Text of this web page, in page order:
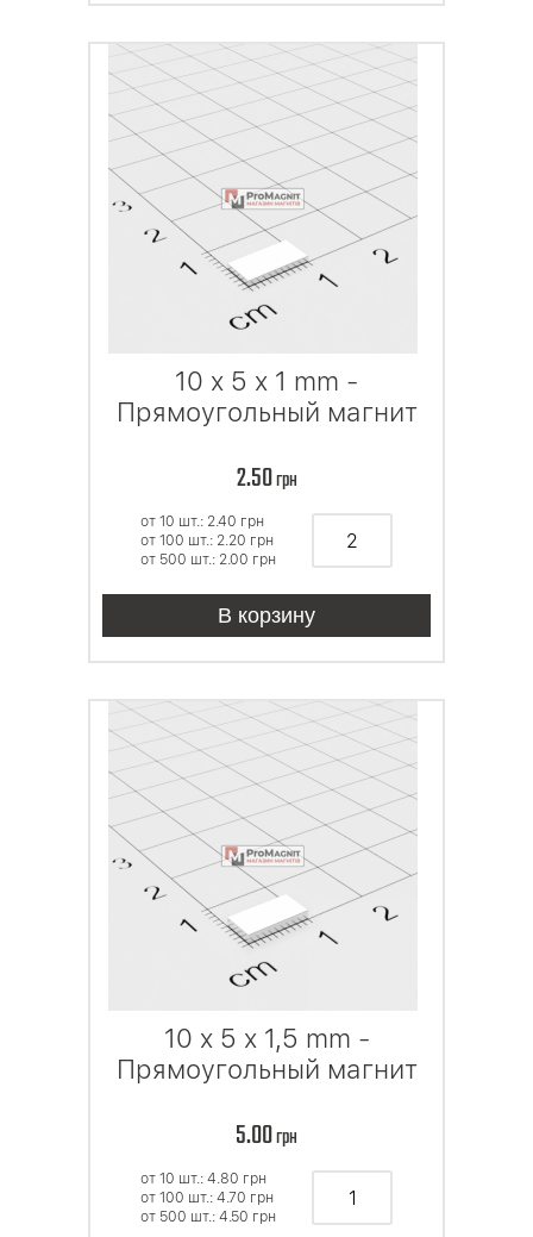
10 x 5 x 1 mm -
Прямоугольный магнит
2.50грн
от 10 шт.: 2.40 грн
от 100 шт.: 2.20 грн
от 500 шт.: 2.00 грн
В корзину
10 x 5 x 1,5 mm -
Прямоугольный магнит
5.00грн
от 10 шт.: 4.80 грн
от 100 шт.: 4.70 грн
от 500 шт.: 4.50 грн